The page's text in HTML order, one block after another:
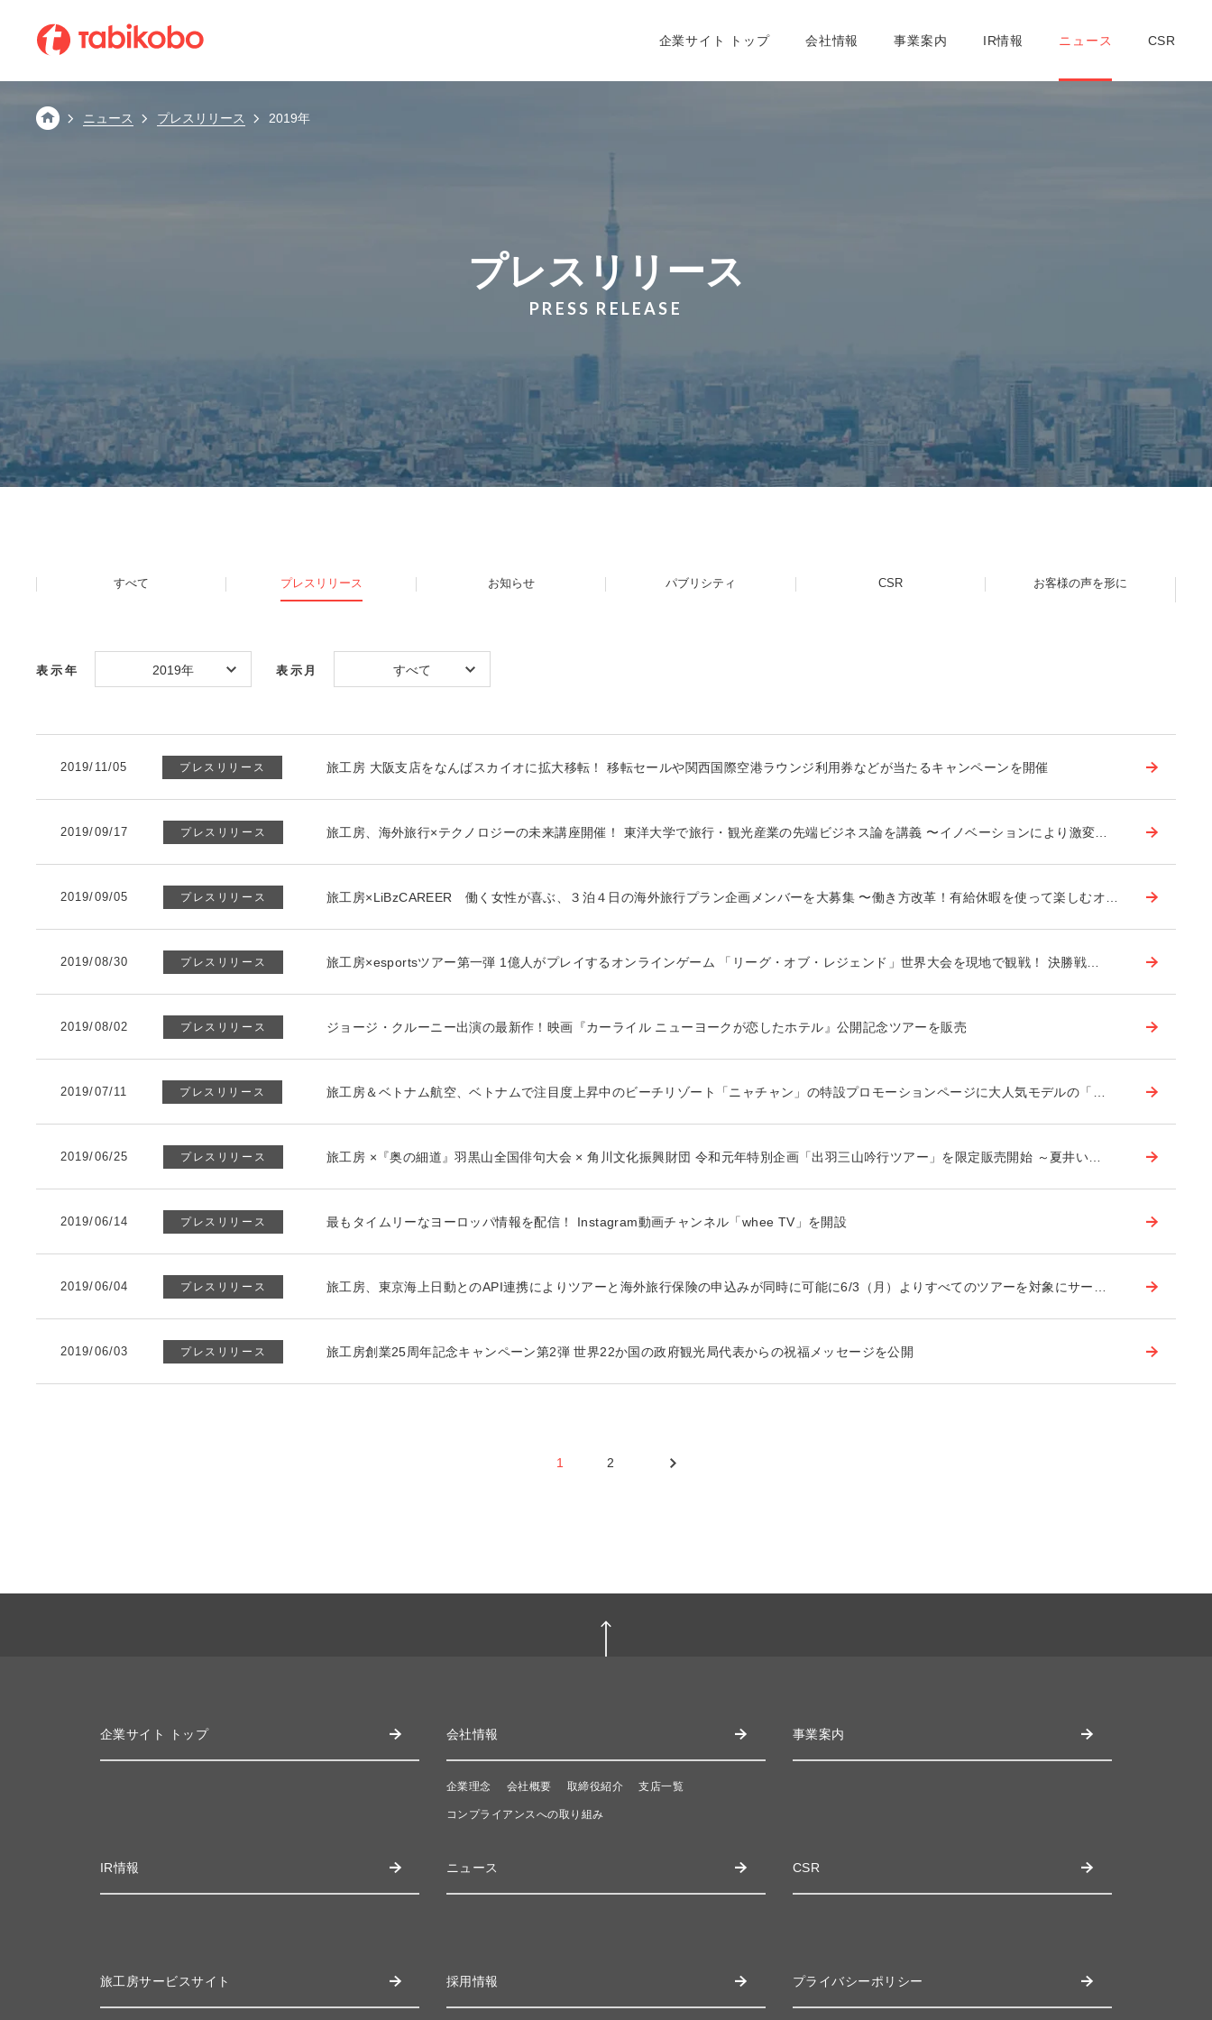
企業サイト トップ 会社情報 事業案内 IR情報 ニュース CSR
ABOUT TABIKOBO
ニュース プレスリリース 2019年
プレスリリース
PRESS RELEASE
すべて プレスリリース お知らせ パブリシティ CSR お客様の声を形に
表示年 2019年 表示月 すべて
2019/11/05 プレスリリース 旅工房 大阪支店をなんばスカイオに拡大移転！ 移転セールや関西国際空港ラウンジ利用券などが当たるキャンペーンを開催
2019/09/17 プレスリリース 旅工房、海外旅行×テクノロジーの未来講座開催！ 東洋大学で旅行・観光産業の先端ビジネス論を講義 〜イノベーションにより激変…
2019/09/05 プレスリリース 旅工房×LiBzCAREER 働く女性が喜ぶ、３泊４日の海外旅行プラン企画メンバーを大募集 〜働き方改革！有給休暇を使って楽しむオ…
2019/08/30 プレスリリース 旅工房×esportsツアー第一弾 1億人がプレイするオンラインゲーム 「リーグ・オブ・レジェンド」世界大会を現地で観戦！ 決勝戦…
2019/08/02 プレスリリース ジョージ・クルーニー出演の最新作！映画『カーライル ニューヨークが恋したホテル』公開記念ツアーを販売
2019/07/11 プレスリリース 旅工房＆ベトナム航空、ベトナムで注目度上昇中のビーチリゾート「ニャチャン」の特設プロモーションページに大人気モデルの「…
2019/06/25 プレスリリース 旅工房 ×『奥の細道』羽黒山全国俳句大会 × 角川文化振興財団 令和元年特別企画「出羽三山吟行ツアー」を限定販売開始 ～夏井い…
2019/06/14 プレスリリース 最もタイムリーなヨーロッパ情報を配信！ Instagram動画チャンネル「whee TV」を開設
2019/06/04 プレスリリース 旅工房、東京海上日動とのAPI連携によりツアーと海外旅行保険の申込みが同時に可能に6/3（月）よりすべてのツアーを対象にサー…
2019/06/03 プレスリリース 旅工房創業25周年記念キャンペーン第2弾 世界22か国の政府観光局代表からの祝福メッセージを公開
1 2
企業サイト トップ 会社情報
企業理念 会社概要 取締役紹介 支店一覧
コンプライアンスへの取り組み
事業案内
IR情報 ニュース CSR
旅工房サービスサイト 採用情報 プライバシーポリシー